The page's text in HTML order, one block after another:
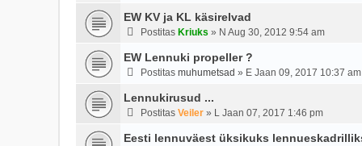
EW KV ja KL käsirelvad
Postitas Kriuks » N Aug 30, 2012 9:54 am
EW Lennuki propeller ?
Postitas muhumetsad » E Jaan 09, 2017 10:37 am
Lennukirusud ...
Postitas Veiler » L Jaan 07, 2017 1:46 pm
Eesti lennuväest üksikuks